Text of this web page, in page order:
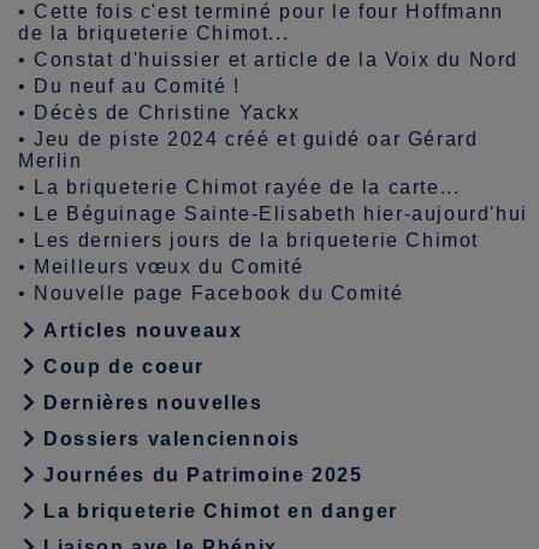
• Cette fois c'est terminé pour le four Hoffmann
de la briqueterie Chimot...
• Constat d'huissier et article de la Voix du Nord
•
Du neuf au Comité !
•
Décès de Christine Yackx
•Jeu de piste 2024 créé et guidé oar Gérard
Merlin
•
La briqueterie Chimot rayée de la carte...
•
Le Béguinage Sainte-Elisabeth hier-aujourd'hui
•
Les derniers jours de la briqueterie Chimot
• Meilleurs vœux du Comité
• Nouvelle page Facebook du Comité
Articles nouveaux
Coup de coeur
Dernières nouvelles
Dossiers valenciennois
Journées du Patrimoine 2025
La briqueterie Chimot en danger